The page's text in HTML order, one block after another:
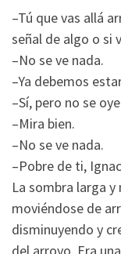
–Tú que vas allá
señal de algo o si
–No se ve nada.
–Ya debemos
–Sí, pero no se
–Mira bien.
–No se ve nada.
–Pobre de ti,
La sombra larga
moviéndose de
disminuyendo y